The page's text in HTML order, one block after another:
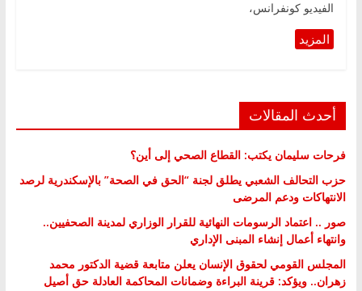
الفيديو كونفرانس،
أحدث المقالات
فرحات سليمان يكتب: القطاع الصحي إلى أين؟
حزب التحالف الشعبي يطلق لجنة “الحق في الصحة” بالإسكندرية لرصد
الانتهاكات ودعم المرضى
صور .. اعتماد الرسومات النهائية للقرار الوزاري لمدينة الصحفيين..
وانتهاء أعمال إنشاء المبنى الإداري
المجلس القومي لحقوق الإنسان يعلن متابعة قضية الدكتور محمد
زهران.. ويؤكد: قرينة البراءة وضمانات المحاكمة العادلة حق أصيل